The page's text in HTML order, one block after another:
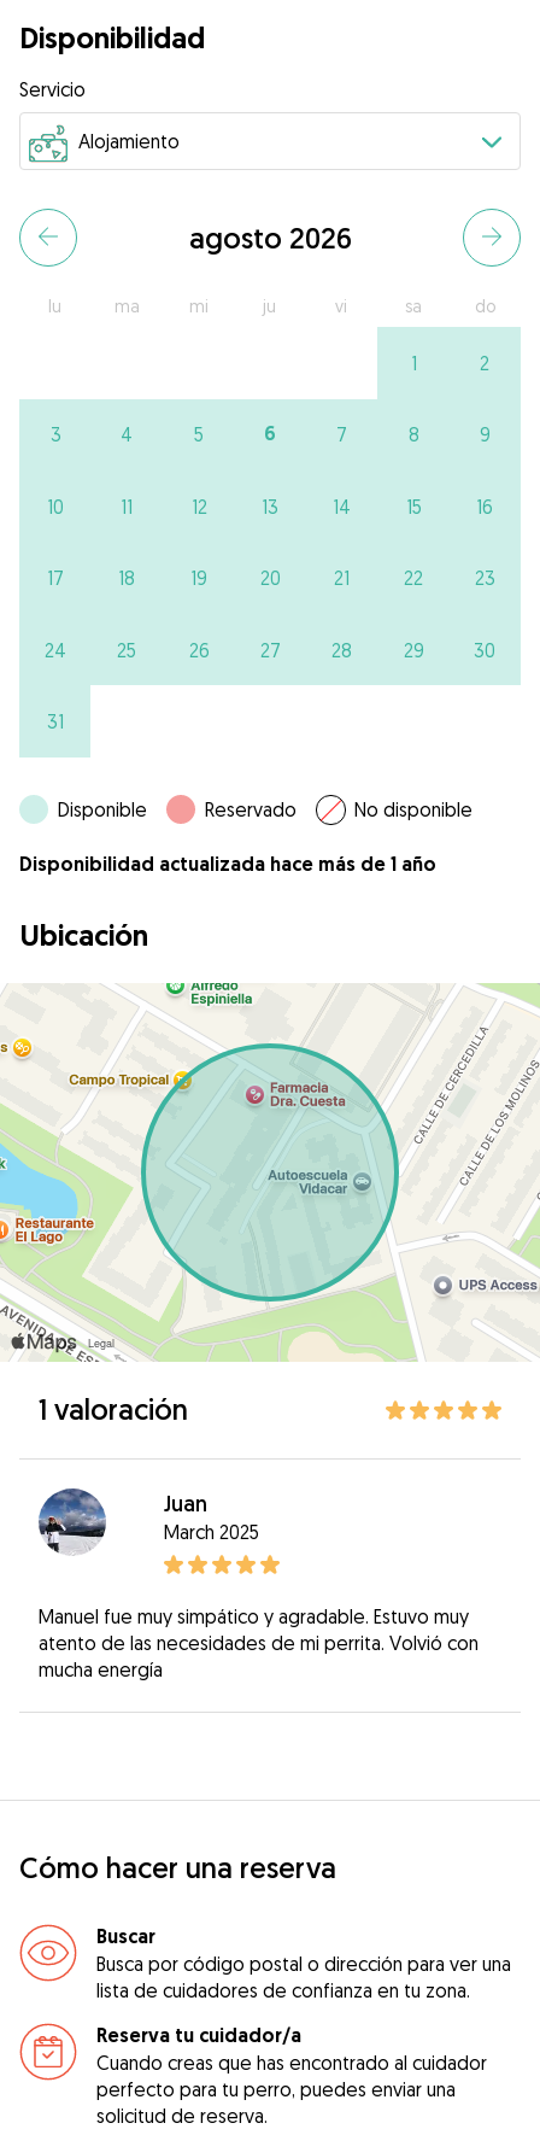
Disponibilidad
Servicio
agosto 2026
lu ma mi ju vi sa do
1 2
3 4 5 6 7 8 9
10 11 12 13 14 15 16
17 18 19 20 21 22 23
24 25 26 27 28 29 30
31
Disponible Reservado No disponible
Disponibilidad actualizada hace más de 1 año
Ubicación
1 valoración
Juan
March 2025
Manuel fue muy simpático y agradable. Estuvo muy
atento de las necesidades de mi perrita. Volvió con
mucha energía
Cómo hacer una reserva
Buscar
Busca por código postal o dirección para ver una
lista de cuidadores de confianza en tu zona.
Reserva tu cuidador/a
Cuando creas que has encontrado al cuidador
perfecto para tu perro, puedes enviar una
solicitud de reserva.